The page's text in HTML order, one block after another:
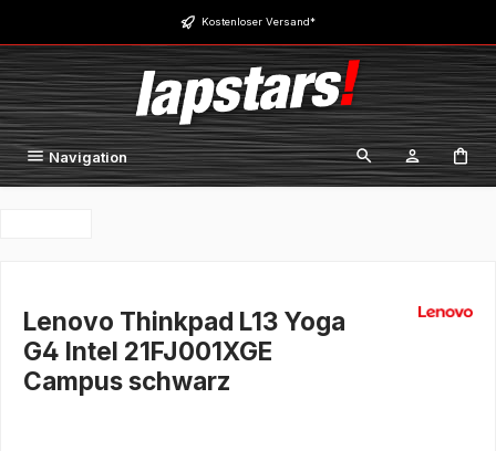
Zum Hauptinhalt springen Kostenloser Versand*
Navigation
Lenovo Thinkpad L13 Yoga
G4 Intel 21FJ001XGE
Campus schwarz